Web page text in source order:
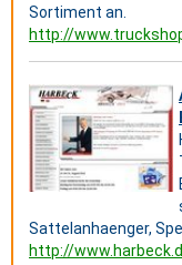
Sortiment an.
http://
Sattelanhaenger,
http://